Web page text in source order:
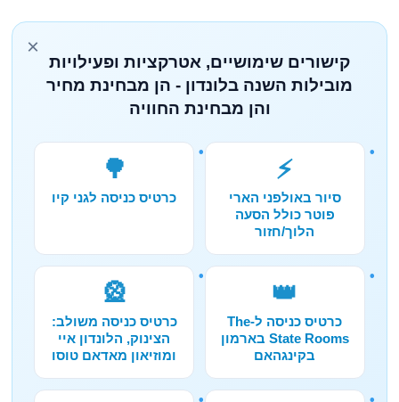
×
קישורים שימושיים, אטרקציות ופעילויות
מובילות השנה בלונדון - הן מבחינת מחיר
והן מבחינת החוויה
⚡
סיור באולפני הארי
פוטר כולל הסעה
הלוך/חזור
🌳
כרטיס כניסה לגני קיו
👑
כרטיס כניסה ל-The
State Rooms בארמון
בקינגהאם
🎡
כרטיס כניסה משולב:
הצינוק, הלונדון איי
ומוזיאון מאדאם טוסו